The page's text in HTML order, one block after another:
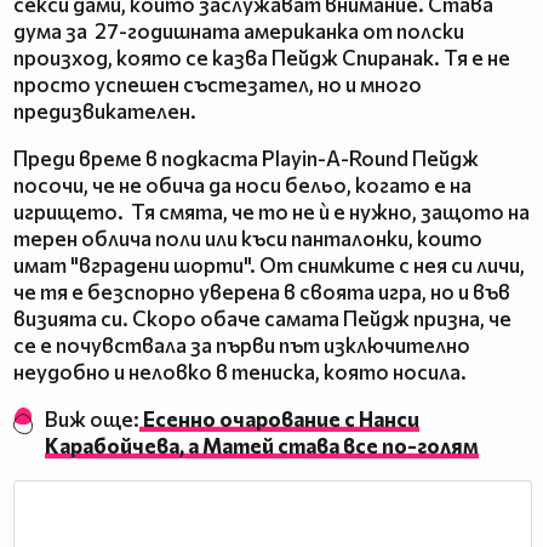
дума за 27-годишната американка от полски
произход, която се казва Пейдж Спиранак. Тя е не
просто успешен състезател, но и много
предизвикателен.
Преди време в подкаста Playin-A-Round Пейдж
посочи, че не обича да носи бельо, когато е на
игрището. Тя смята, че то не ѝ е нужно, защото на
терен облича поли или къси панталонки, които
имат "вградени шорти". От снимките с нея си личи,
че тя е безспорно уверена в своята игра, но и във
визията си. Скоро обаче самата Пейдж призна, че
се е почувствала за първи път изключително
неудобно и неловко в тениска, която носила.
Виж още: Eсенно очарование с Нанси
Карабойчева, а Матей става все по-голям